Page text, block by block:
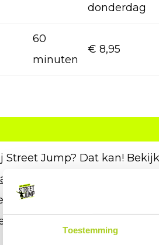
Toestemming
donderdag
60
minuten
€ 8,95
Street Jump? Dat kan!
en dit is inclusief drinken,